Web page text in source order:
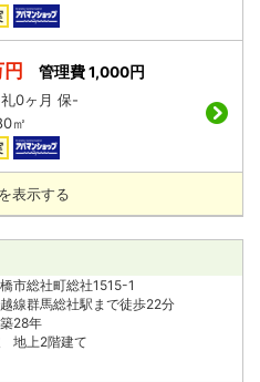
管理費 1,000円
礼0ヶ月 保-
㎡
表示する
市総社町総社1515-1
越線群馬総社駅まで徒歩22分
築28年
地上2階建て